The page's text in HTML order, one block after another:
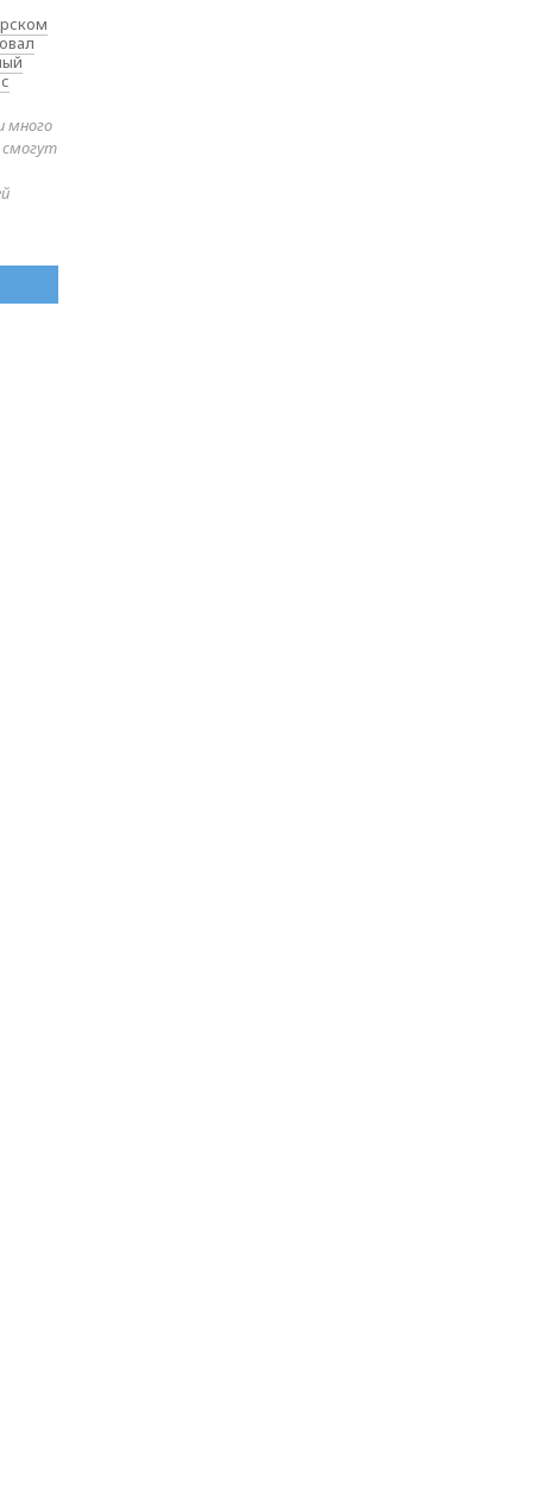
много
смогут